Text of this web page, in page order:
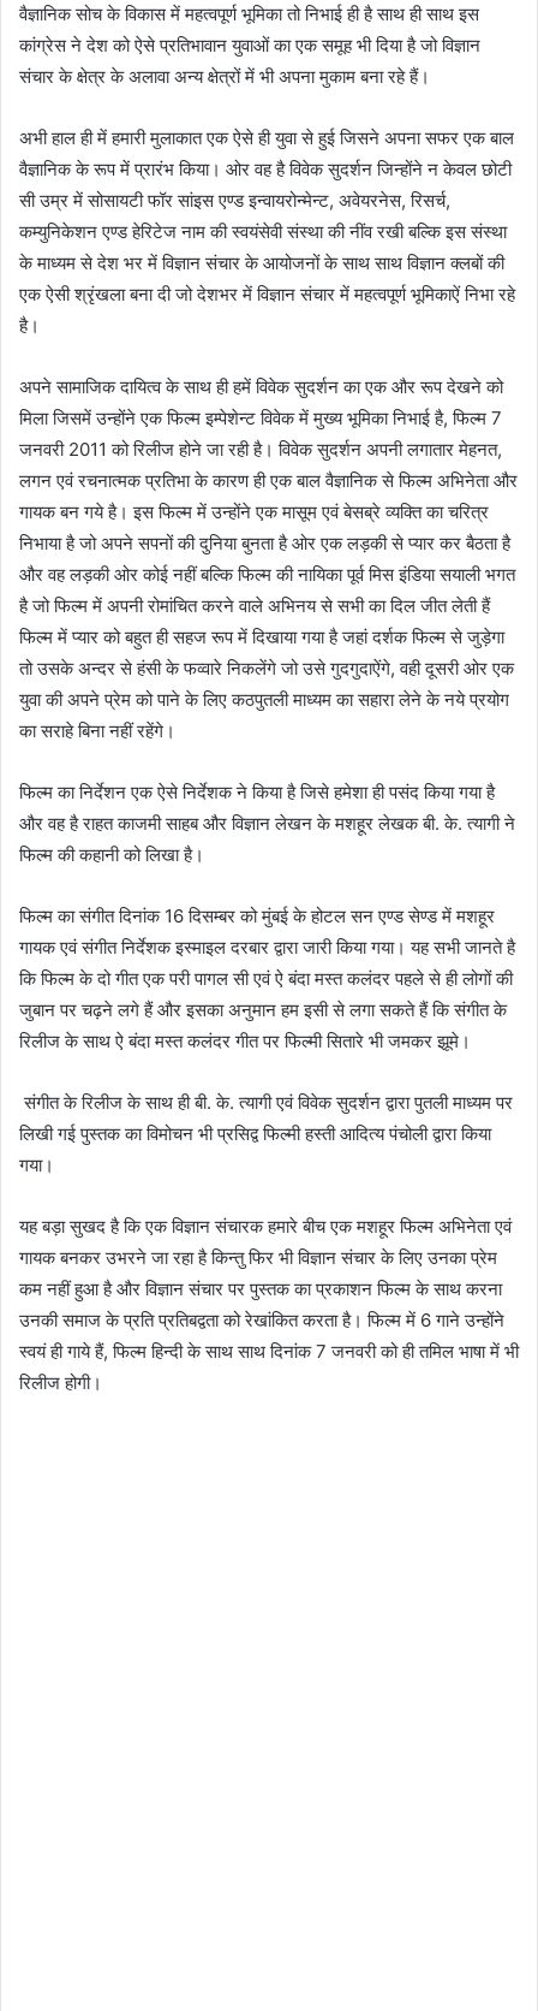
वैज्ञानिक सोच के विकास में महत्वपूर्ण भूमिका तो निभाई ही है साथ ही साथ इस
कांग्रेस ने देश को ऐसे प्रतिभावान युवाओं का एक समूह भी दिया है जो विज्ञान
संचार के क्षेत्र के अलावा अन्य क्षेत्रों में भी अपना मुकाम बना रहे हैं।
अभी हाल ही में हमारी मुलाकात एक ऐसे ही युवा से हुई जिसने अपना सफर एक बाल
वैज्ञानिक के रूप में प्रारंभ किया। ओर वह है विवेक सुदर्शन जिन्होंने न केवल छोटी
सी उम्र में सोसायटी फॉर सांइस एण्ड इन्वायरोन्मेन्ट, अवेयरनेस, रिसर्च,
कम्युनिकेशन एण्ड हेरिटेज नाम की स्वयंसेवी संस्था की नींव रखी बल्कि इस संस्था
के माध्यम से देश भर में विज्ञान संचार के आयोजनों के साथ साथ विज्ञान क्लबों की
एक ऐसी श्रृंखला बना दी जो देशभर में विज्ञान संचार में महत्वपूर्ण भूमिकाऐं निभा रहे
है।
अपने सामाजिक दायित्व के साथ ही हमें विवेक सुदर्शन का एक और रूप देखने को
मिला जिसमें उन्होंने एक फिल्म इम्पेशेन्ट विवेक में मुख्य भूमिका निभाई है, फिल्म 7
जनवरी 2011 को रिलीज होने जा रही है। विवेक सुदर्शन अपनी लगातार मेहनत,
लगन एवं रचनात्मक प्रतिभा के कारण ही एक बाल वैज्ञानिक से फिल्म अभिनेता और
गायक बन गये है। इस फिल्म में उन्होंने एक मासूम एवं बेसब्रे व्यक्ति का चरित्र
निभाया है जो अपने सपनों की दुनिया बुनता है ओर एक लड़की से प्यार कर बैठता है
और वह लड़की ओर कोई नहीं बल्कि फिल्म की नायिका पूर्व मिस इंडिया सयाली भगत
है जो फिल्म में अपनी रोमांचित करने वाले अभिनय से सभी का दिल जीत लेती हैं
फिल्म में प्यार को बहुत ही सहज रूप में दिखाया गया है जहां दर्शक फिल्म से जुड़ेगा
तो उसके अन्दर से हंसी के फव्वारे निकलेंगे जो उसे गुदगुदाऐंगे, वही दूसरी ओर एक
युवा की अपने प्रेम को पाने के लिए कठपुतली माध्यम का सहारा लेने के नये प्रयोग
का सराहे बिना नहीं रहेंगे।
फिल्म का निर्देशन एक ऐसे निर्देशक ने किया है जिसे हमेशा ही पसंद किया गया है
और वह है राहत काजमी साहब और विज्ञान लेखन के मशहूर लेखक बी. के. त्यागी ने
फिल्म की कहानी को लिखा है।
फिल्म का संगीत दिनांक 16 दिसम्बर को मुंबई के होटल सन एण्ड सेण्ड में मशहूर
गायक एवं संगीत निर्देशक इस्माइल दरबार द्वारा जारी किया गया। यह सभी जानते है
कि फिल्म के दो गीत एक परी पागल सी एवं ऐ बंदा मस्त कलंदर पहले से ही लोगों की
जुबान पर चढ़ने लगे हैं और इसका अनुमान हम इसी से लगा सकते हैं कि संगीत के
रिलीज के साथ ऐ बंदा मस्त कलंदर गीत पर फिल्मी सितारे भी जमकर झूमे।
संगीत के रिलीज के साथ ही बी. के. त्यागी एवं विवेक सुदर्शन द्वारा पुतली माध्यम पर
लिखी गई पुस्तक का विमोचन भी प्रसिद्व फिल्मी हस्ती आदित्य पंचोली द्वारा किया
गया।
यह बड़ा सुखद है कि एक विज्ञान संचारक हमारे बीच एक मशहूर फिल्म अभिनेता एवं
गायक बनकर उभरने जा रहा है किन्तु फिर भी विज्ञान संचार के लिए उनका प्रेम
कम नहीं हुआ है और विज्ञान संचार पर पुस्तक का प्रकाशन फिल्म के साथ करना
उनकी समाज के प्रति प्रतिबद्वता को रेखांकित करता है। फिल्म में 6 गाने उन्होंने
स्वयं ही गाये हैं, फिल्म हिन्दी के साथ साथ दिनांक 7 जनवरी को ही तमिल भाषा में भी
रिलीज होगी।